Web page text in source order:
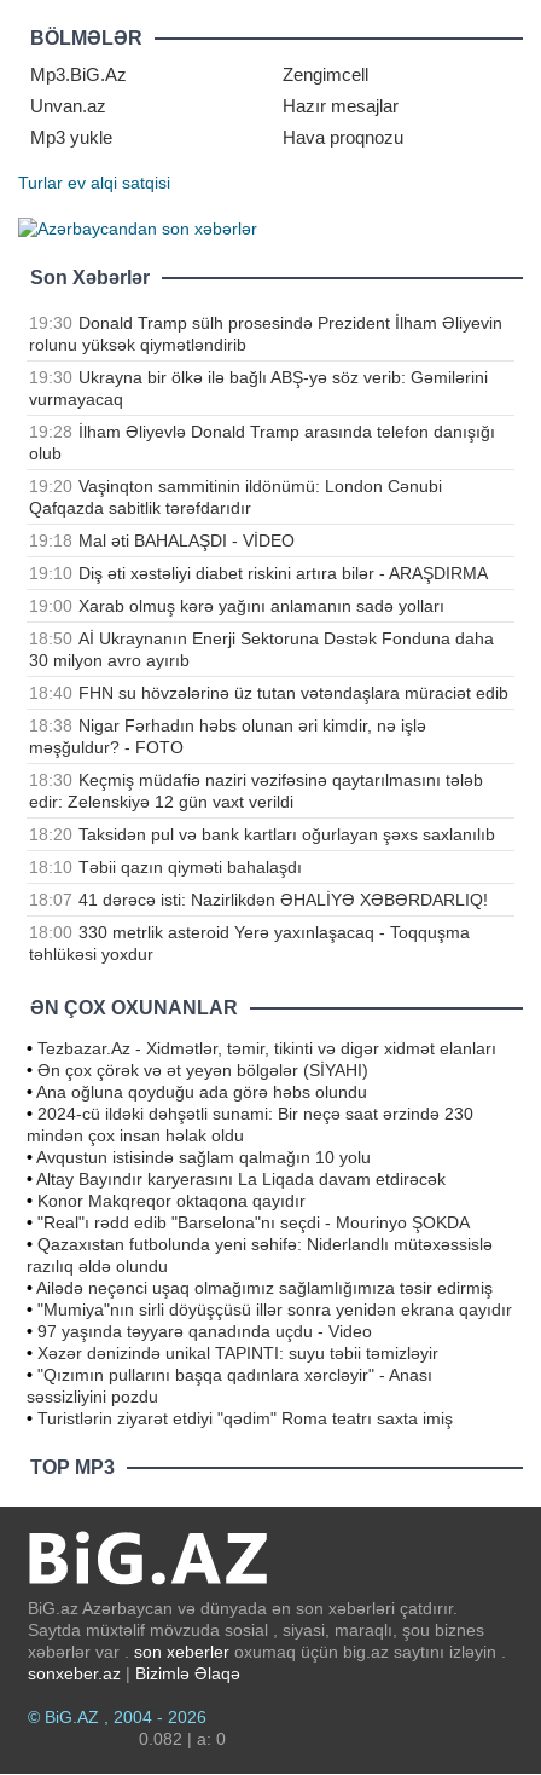
avqustun 8-də Vaşinqton
sammitinin birinci ildönümü
münasibətilə yaydığı bəyanatda
bildirilib. "Vaşinqton Sammitində əld
BÖLMƏLƏR
Mp3.BiG.Az
Zengimcell
Unvan.az
Hazır mesajlar
Mp3 yukle
Hava proqnozu
Turlar ev alqi satqisi
Son Xəbərlər
19:30 Donald Tramp sülh prosesində Prezident İlham Əliyevin
rolunu yüksək qiymətləndirib
19:30 Ukrayna bir ölkə ilə bağlı ABŞ-yə söz verib: Gəmilərini
vurmayacaq
19:28 İlham Əliyevlə Donald Tramp arasında telefon danışığı
olub
19:20 Vaşinqton sammitinin ildönümü: London Cənubi
Qafqazda sabitlik tərəfdarıdır
19:18 Mal əti BAHALAŞDI - VİDEO
19:10 Diş əti xəstəliyi diabet riskini artıra bilər - ARAŞDIRMA
19:00 Xarab olmuş kərə yağını anlamanın sadə yolları
18:50 Aİ Ukraynanın Enerji Sektoruna Dəstək Fonduna daha
30 milyon avro ayırıb
18:40 FHN su hövzələrinə üz tutan vətəndaşlara müraciət edib
18:38 Nigar Fərhadın həbs olunan əri kimdir, nə işlə
məşğuldur? - FOTO
18:30 Keçmiş müdafiə naziri vəzifəsinə qaytarılmasını tələb
edir: Zelenskiyə 12 gün vaxt verildi
18:20 Taksidən pul və bank kartları oğurlayan şəxs saxlanılıb
18:10 Təbii qazın qiyməti bahalaşdı
18:07 41 dərəcə isti: Nazirlikdən ƏHALİYƏ XƏBƏRDARLIQ!
18:00 330 metrlik asteroid Yerə yaxınlaşacaq - Toqquşma
təhlükəsi yoxdur
ƏN ÇOX OXUNANLAR
• Tezbazar.Az - Xidmətlər, təmir, tikinti və digər xidmət elanları
• Ən çox çörək və ət yeyən bölgələr (SİYAHI)
•Ana oğluna qoyduğu ada görə həbs olundu
• 2024-cü ildəki dəhşətli sunami: Bir neçə saat ərzində 230
mindən çox insan həlak oldu
•Avqustun istisində sağlam qalmağın 10 yolu
•Altay Bayındır karyerasını La Liqada davam etdirəcək
• Konor Makqreqor oktaqona qayıdır
• "Real"ı rədd edib "Barselona"nı seçdi - Mourinyo ŞOKDA
• Qazaxıstan futbolunda yeni səhifə: Niderlandlı mütəxəssislə
razılıq əldə olundu
•Ailədə neçənci uşaq olmağımız sağlamlığımıza təsir edirmiş
• "Mumiya"nın sirli döyüşçüsü illər sonra yenidən ekrana qayıdır
• 97 yaşında təyyarə qanadında uçdu - Video
• Xəzər dənizində unikal TAPINTI: suyu təbii təmizləyir
• "Qızımın pullarını başqa qadınlara xərcləyir" - Anası
səssizliyini pozdu
• Turistlərin ziyarət etdiyi "qədim" Roma teatrı saxta imiş
TOP MP3
BiG.az Azərbaycan və dünyada ən son xəbərləri çatdırır.
Saytda müxtəlif mövzuda sosial , siyasi, maraqlı, şou biznes
xəbərlər var . son xeberler oxumaq üçün big.az saytını izləyin .
sonxeber.az | Bizimlə Əlaqə
© BiG.AZ , 2004 - 2026
0.082 | a: 0